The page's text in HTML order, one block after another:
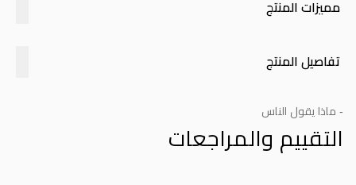
مميزات المنتج
تفاصيل المنتج
- ماذا يقول الناس
التقييم والمراجعات